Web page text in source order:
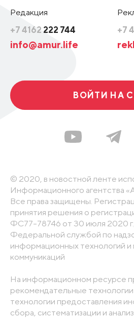
Редакция
+7 4162 222 744
info@amur.life
+7
ВОЙТИ НА
© 2020, в новостной ленте
Информационного агентства
Все права защищены.
принятия решения о
ФС77-78746 от 30 июля 2020
Федеральной службой по
информационных технологий и
коммуникаций
На информационном ресурсе
рекомендательные
технологии предоставления
сбора, систематизации и